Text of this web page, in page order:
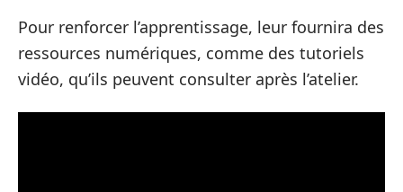
Pour renforcer l’apprentissage, leur fournira des
ressources numériques, comme des tutoriels
vidéo, qu’ils peuvent consulter après l’atelier.